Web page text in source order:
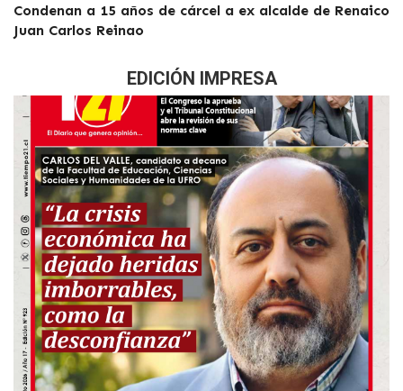
Condenan a 15 años de cárcel a ex alcalde de Renaico
Juan Carlos Reinao
EDICIÓN IMPRESA